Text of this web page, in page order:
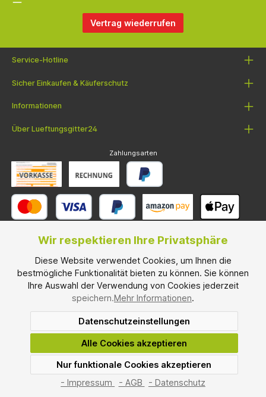
Vertrag wiederrufen
Service-Hotline
Sicher Einkaufen & Käuferschutz
Informationen
Über Lueftungsgitter24
Zahlungsarten
Versandarten
* Alle Preise inkl. gesetzl. Mehrwertsteuer und zzgl.
, wenn
nicht anders angegeben.
Mindesbestellwarenwert: € 100,00
*² Montag bis Freitag, ohne gesetzliche Feiertage.
© 2026 Lueftungsgitter24.com - Alle Rechte vorbehalten. Theme by
ThemeWare®
Wir respektieren Ihre Privatsphäre
Diese Website verwendet Cookies, um Ihnen die
bestmögliche Funktionalität bieten zu können. Sie können
Ihre Auswahl der Verwendung von Cookies jederzeit
speichern.Mehr Informationen.
Datenschutzeinstellungen
Alle Cookies akzeptieren
Nur funktionale Cookies akzeptieren
- Impressum
- AGB - Datenschutz
SEHR GUT (4.67 / 5)
Bewertungen bei: shopvote.de ⓘ
Informationen zur Echtheit der Bewertungen